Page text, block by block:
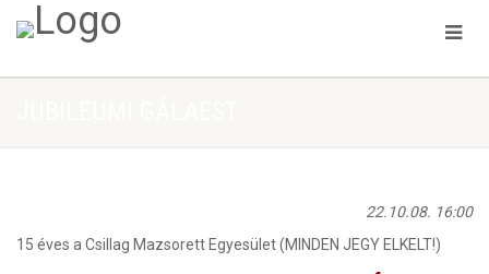
22.10.08. 16:00
15 éves a Csillag Mazsorett Egyesület (MINDEN JEGY ELKELT!)